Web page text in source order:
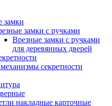
замки
замки с ручками
Врезные замки с ручками
для деревянных дверей
секретности
накладные карточные